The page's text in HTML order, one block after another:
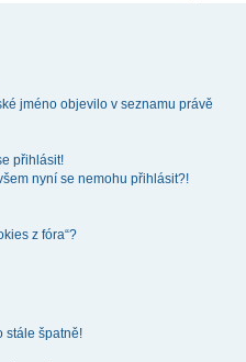
jméno objevilo v seznamu právě
přihlásit!
nyní se nemohu přihlásit?!
z fóra“?
stále špatně!